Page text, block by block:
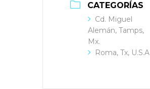
CATEGORÍAS
Cd. Miguel
Alemán, Tamps,
Mx.
Roma, Tx, U.S.A